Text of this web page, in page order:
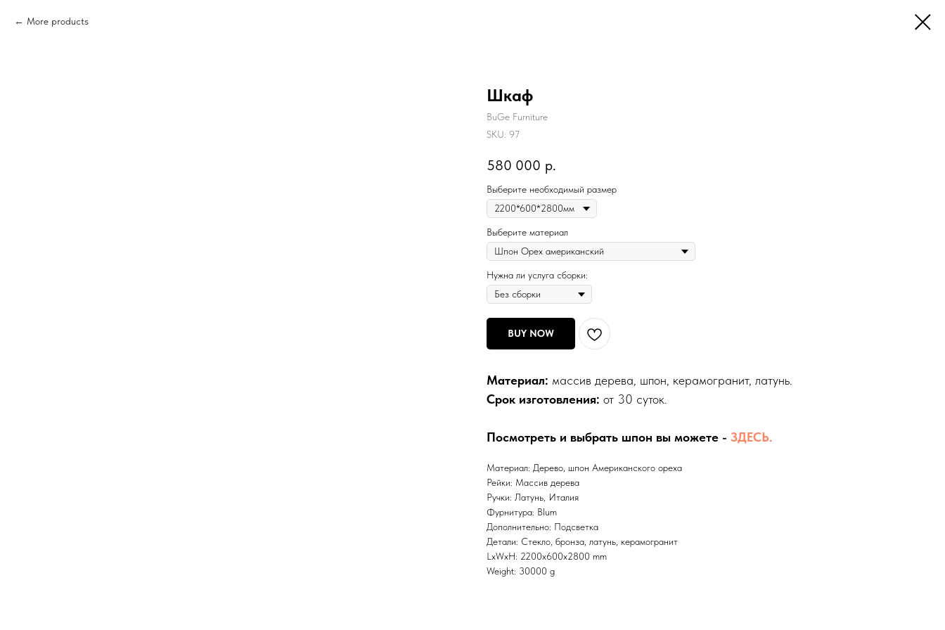
More products
Шкаф
BuGe Furniture
SKU: 97
580 000 р.
Выберите необходимый размер
Выберите материал
Нужна ли услуга сборки:
BUY NOW
Материал: массив дерева, шпон, керамогранит, латунь.
Срок изготовления: от 30 суток.
Посмотреть и выбрать шпон вы можете - ЗДЕСЬ.
Материал: Дерево, шпон Американского ореха
Рейки: Массив дерева
Ручки: Латунь, Италия
Фурнитура: Blum
Дополнительно: Подсветка
Детали: Стекло, бронза, латунь, керамогранит
LxWxH: 2200x600x2800 mm
Weight: 30000 g